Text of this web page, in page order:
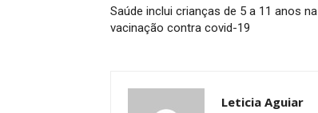
Saúde inclui crianças de 5 a 11 anos na
vacinação contra covid-19
Leticia Aguiar